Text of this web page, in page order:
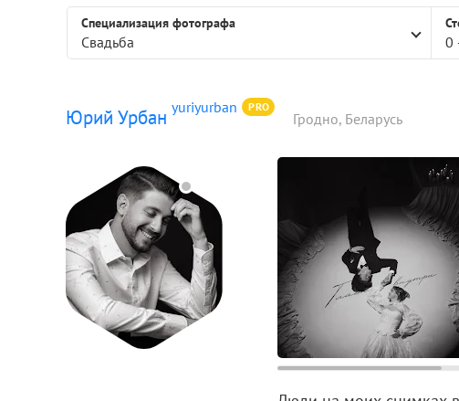
Специализация фотографа
Свадьба 0
Юрий Урбан yuriyurban PRO
Гродно, Беларусь